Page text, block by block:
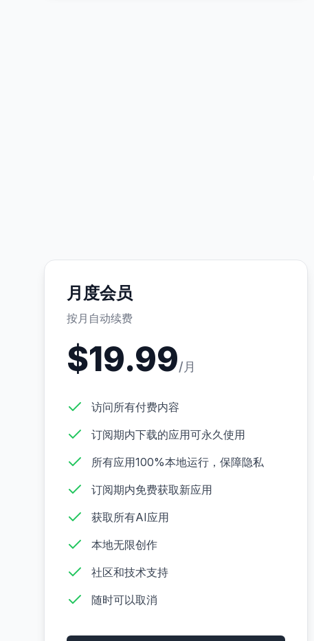
月度会员
按月自动续费
$19.99/月
访问所有付费内容
订阅期内下载的应用可永久使用
所有应用100%本地运行，保障隐私
订阅期内免费获取新应用
获取所有AI应用
本地无限创作
社区和技术支持
随时可以取消